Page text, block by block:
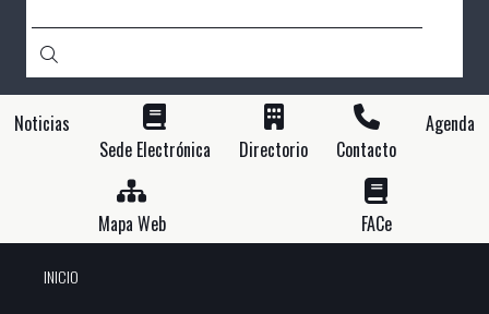
Noticias
Sede Electrónica
Directorio Contacto
Agenda
Mapa Web FACe
INICIO